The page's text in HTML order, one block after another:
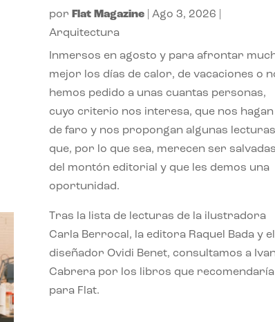
por Flat Magazine| Ago 3, 2026
Arquitectura
Inmersos en agosto y para afrontar
mejor los días de calor, de vacaciones o
hemos pedido a unas cuantas personas,
cuyo criterio nos interesa, que nos hagan
de faro y nos propongan algunas lecturas
que, por lo que sea, merecen ser
del montón editorial y que les demos una
oportunidad.
Tras la lista de lecturas de la ilustradora
Carla Berrocal, la editora Raquel Bada y el
diseñador Ovidi Benet, consultamos a
Cabrera por los libros que recomendaría
para Flat.